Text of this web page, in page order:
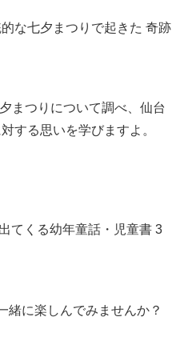
な七夕まつりで起きた 奇跡
まつりについて調べ、仙台
する思いを学びますよ。
てくる幼年童話・児童書 3
緒に楽しんでみませんか？